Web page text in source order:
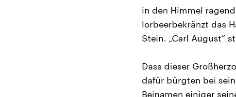
in den Himmel
lorbeerbekränzt das
Stein. „Carl August“
Dass dieser
dafür bürgten bei
Beinamen einiger